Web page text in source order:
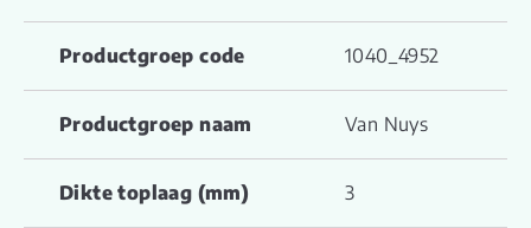
Productgroep code 1040_4952
Productgroep naam Van Nuys
Dikte toplaag (mm) 3